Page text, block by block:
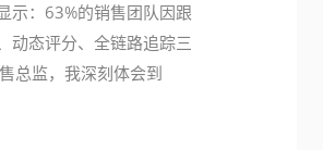
示：63%的销售团队因跟
动态评分、全链路追踪三
总监，我深刻体会到